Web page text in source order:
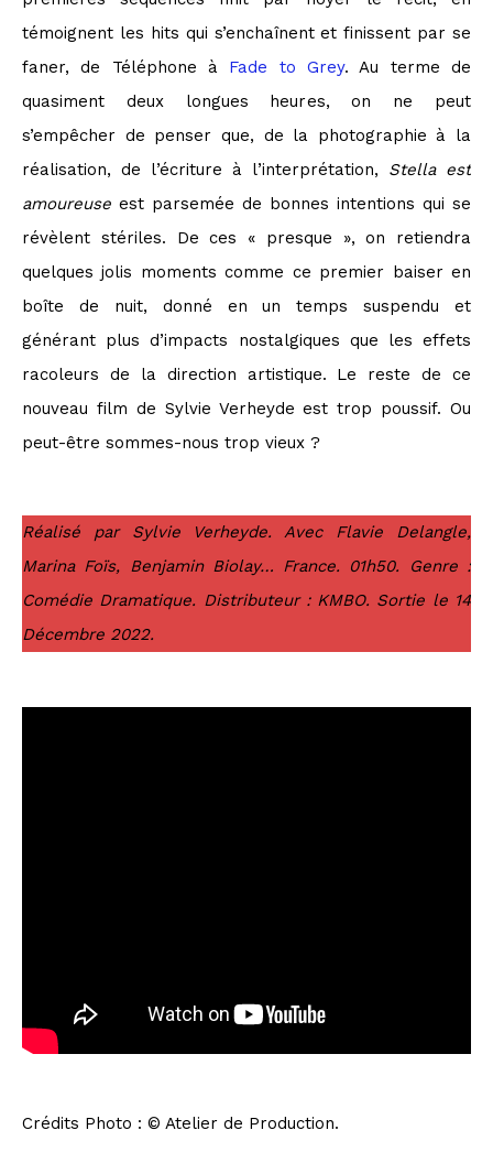
témoignent les hits qui s’enchaînent et finissent par se
faner, de Téléphone à Fade to Grey. Au terme de
quasiment deux longues heures, on ne peut
s’empêcher de penser que, de la photographie à la
réalisation, de l’écriture à l’interprétation, Stella est
amoureuse est parsemée de bonnes intentions qui se
révèlent stériles. De ces « presque », on retiendra
quelques jolis moments comme ce premier baiser en
boîte de nuit, donné en un temps suspendu et
générant plus d’impacts nostalgiques que les effets
racoleurs de la direction artistique. Le reste de ce
nouveau film de Sylvie Verheyde est trop poussif. Ou
peut-être sommes-nous trop vieux ?
Réalisé par Sylvie Verheyde. Avec Flavie Delangle,
Marina Foïs, Benjamin Biolay… France. 01h50. Genre :
Comédie Dramatique. Distributeur : KMBO. Sortie le 14
Décembre 2022.
Crédits Photo : © Atelier de Production.